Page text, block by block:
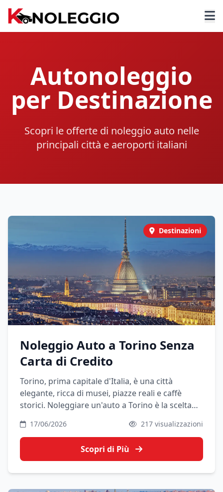
Autonoleggio
per Destinazione
Scopri le offerte di noleggio auto nelle
principali città e aeroporti italiani
Destinazioni
Noleggio Auto a Torino Senza
Carta di Credito
Torino, prima capitale d'Italia, è una città
elegante, ricca di musei, piazze reali e caffè
storici. Noleggiare un'auto a Torino è la scelta
alle Alpi.
17/06/2026 217 visualizzazioni
Scopri di Più